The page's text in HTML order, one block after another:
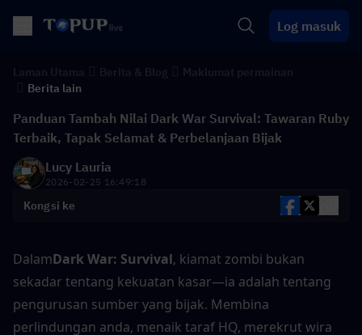
Log masuk
Berita lain
Panduan Tambah Nilai Dark War Survival: Tawaran Ruby
Terbaik, Tapak Selamat & Perbelanjaan Bijak
Lucy Lauria
2026-02-25 16:49:18
Kongsi ke
DalamDark War: Survival, kiamat zombi bukan
sekadar tentang kekuatan kasar—ia adalah tentang
pengurusan sumber yang bijak. Membina
perlindungan anda, menaik taraf HQ, merekrut wira